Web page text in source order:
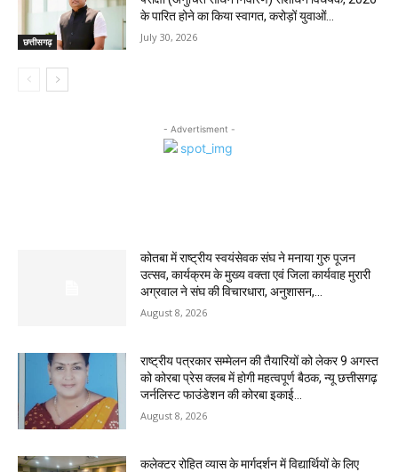
छत्तीसगढ़
के पारित होने का किया स्वागत, करोड़ों युवाओं...
July 30, 2026
- Advertisment -
कोतबा में राष्ट्रीय स्वयंसेवक संघ ने मनाया गुरु पूजन
उत्सव, कार्यक्रम के मुख्य वक्ता एवं जिला कार्यवाह मुरारी
अग्रवाल ने संघ की विचारधारा, अनुशासन,...
August 8, 2026
राष्ट्रीय पत्रकार सम्मेलन की तैयारियों को लेकर 9 अगस्त
को कोरबा प्रेस क्लब में होगी महत्वपूर्ण बैठक, न्यू छत्तीसगढ़
जर्नलिस्ट फाउंडेशन की कोरबा इकाई...
August 8, 2026
कलेक्टर रोहित व्यास के मार्गदर्शन में विद्यार्थियों के लिए